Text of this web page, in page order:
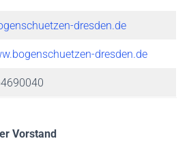
dresden.de
dresden.de
Vorstand